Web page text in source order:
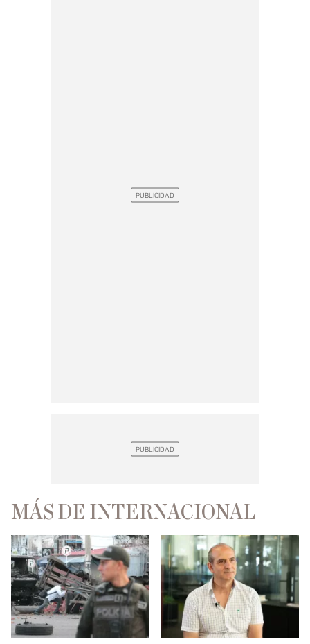
MÁS DE INTERNACIONAL